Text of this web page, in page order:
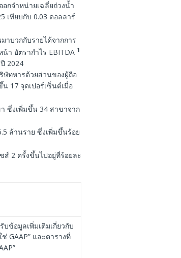
กจำหน่ายเฉลี่ยถ่วงน้ำ
เทียบกับ 0.03 ดอลลาร์
บวกกับรายได้จากการ
า อัตรากำไร EBITDA 1
2024
ทหารด้วยส่วนของผู้ถือ
17 จุดเปอร์เซ็นต์เมื่อ
ซึ่งเพิ่มขึ้น 34 สาขาจาก
ล้านราย ซึ่งเพิ่มขึ้นร้อย
​​2 ครั้งขึ้นไปอยู่ที่ร้อยละ
บข้อมูลเพิ่มเติมเกี่ยวกับ
GAAP” และตารางที่